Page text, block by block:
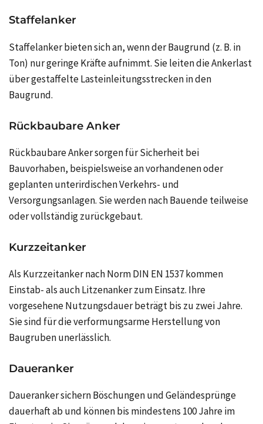
Staffelanker
Staffelanker bieten sich an, wenn der Baugrund (z. B. in
Ton) nur geringe Kräfte aufnimmt. Sie leiten die Ankerlast
über gestaffelte Lasteinleitungsstrecken in den
Baugrund.
Rückbaubare Anker
Rückbaubare Anker sorgen für Sicherheit bei
Bauvorhaben, beispielsweise an vorhandenen oder
geplanten unterirdischen Verkehrs- und
Versorgungsanlagen. Sie werden nach Bauende teilweise
oder vollständig zurückgebaut.
Kurzzeitanker
Als Kurzzeitanker nach Norm DIN EN 1537 kommen
Einstab- als auch Litzenanker zum Einsatz. Ihre
vorgesehene Nutzungsdauer beträgt bis zu zwei Jahre.
Sie sind für die verformungsarme Herstellung von
Baugruben unerlässlich.
Daueranker
Daueranker sichern Böschungen und Geländesprünge
dauerhaft ab und können bis mindestens 100 Jahre im